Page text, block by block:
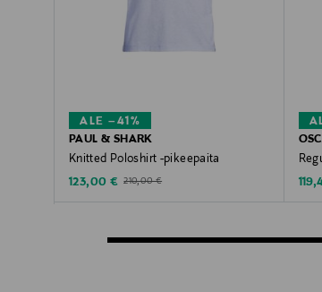
ALE –41%
PAUL & SHARK
Knitted Poloshirt -pikeepaita
Discounted Price
123,00 € Original Price
210,00 €